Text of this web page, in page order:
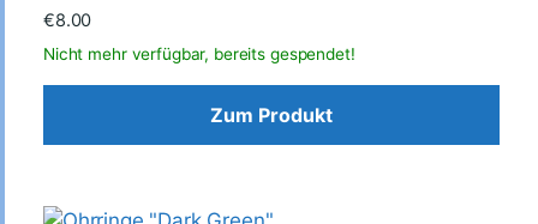
€8.00
Zum Produkt